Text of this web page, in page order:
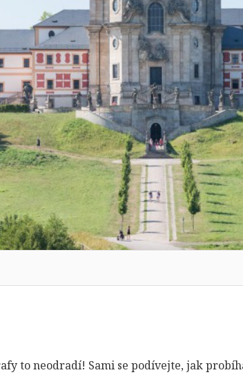
to neodradí! Sami se podívejte, jak